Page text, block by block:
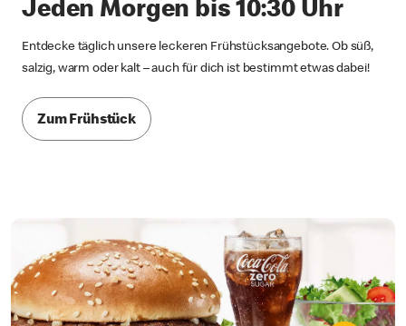
Jeden Morgen bis 10:30 Uhr
Entdecke täglich unsere leckeren Frühstücksangebote. Ob süß,
salzig, warm oder kalt – auch für dich ist bestimmt etwas dabei!
Zum Frühstück